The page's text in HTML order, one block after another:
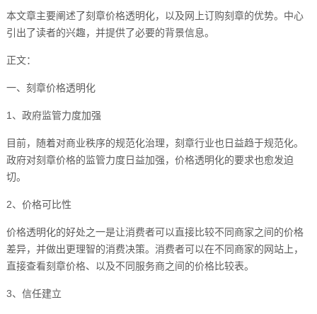
本文章主要阐述了刻章价格透明化，以及网上订购刻章的优势。中心
引出了读者的兴趣，并提供了必要的背景信息。
正文：
一、刻章价格透明化
1、政府监管力度加强
目前，随着对商业秩序的规范化治理，刻章行业也日益趋于规范化。
政府对刻章价格的监管力度日益加强，价格透明化的要求也愈发迫
切。
2、价格可比性
价格透明化的好处之一是让消费者可以直接比较不同商家之间的价格
差异，并做出更理智的消费决策。消费者可以在不同商家的网站上，
直接查看刻章价格、以及不同服务商之间的价格比较表。
3、信任建立